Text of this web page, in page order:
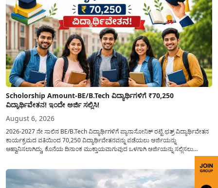
Scholorship Amount-BE/B.Tech ವಿದ್ಯಾರ್ಥಿಗಳಿಗೆ ₹70,250
ವಿದ್ಯಾರ್ಥಿವೇತನ! ಇಂದೇ ಅರ್ಜಿ ಸಲ್ಲಿಸಿ!
August 6, 2026
2026-2027 ನೇ ಸಾಲಿನ BE/B.Tech ವಿದ್ಯಾರ್ಥಿಗಳಿಗೆ ಪ್ಯಾನಾಸೋನಿಕ್ ರಟ್ಟಿ ಛತ್ರ್ ವಿದ್ಯಾರ್ಥಿವೇತನ
ಕಾರ್ಯಕ್ರಮದ ವತಿಯಿಂದ 70,250 ವಿದ್ಯಾರ್ಥಿವೇತನವನ್ನು ಪಡೆಯಲು ಅರ್ಜಿಯನ್ನು
ಆಹ್ವಾನಿಸಲಾಗಿದ್ದು, ಕೊನೆಯ ದಿನಾಂಕ ಮುಕ್ತಾಯವಾಗುವುದ ಒಳಗಾಗಿ ಅರ್ಜಿಯನ್ನು ಸಲ್ಲಿಸಲು
ಕೋರಿದೆ. ಆರ್ಥಿಕವಾಗಿ ಹಿಂದುಳಿದ ಹಾಗೂ ಬಡ ಕುಟುಂಬ ವರ್ಗದ ವಿದ್ಯಾರ್ಥಿಗಳು ಅವರ ಮುಂದಿನ
ಶಿಕ್ಷಣವನ್ನು ಮುಂದುವರಿಸಲು ಯಾವುದೇ ಅಡಚಣೆಯಾಗದಂತೆ ನೋಡಿಕೊಳ್ಳಲು ಈ ಯೋಜನೆಯನ್ನು
ಜಾರಿಗೆ...